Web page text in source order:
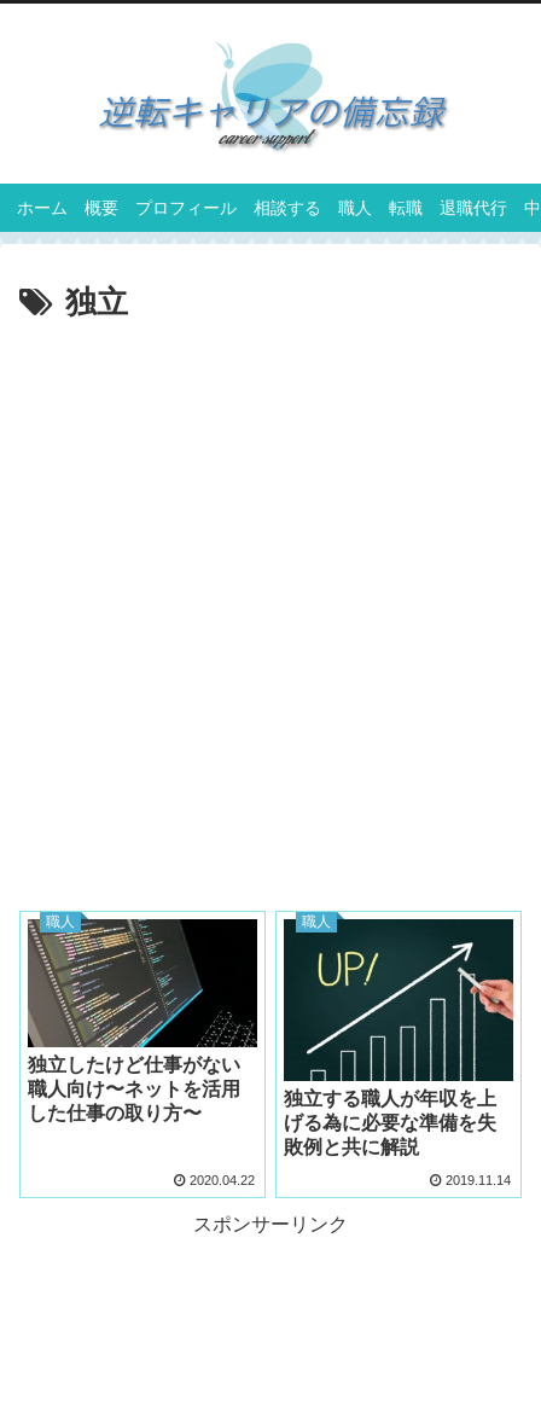
ホーム 概要 プロフィール 相談する 職人 転職 退職代行
独立
職人
独立したけど仕事がない
職人向け〜ネットを活用
した仕事の取り方〜
2020.04.22
職人
独立する職人が年収を上
げる為に必要な準備を失
敗例と共に解説
2019.11.14
スポンサーリンク